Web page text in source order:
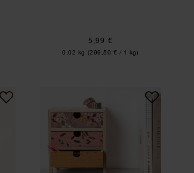
5,99 €
Inhalt:
0,02 kg (299,50 € / 1 kg)
Lätzchen Tiere & Alphabet